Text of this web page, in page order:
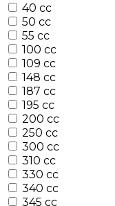
40 cc
50 cc
55 cc
100 cc
109 cc
148 cc
187 cc
195 cc
200 cc
250 cc
300 cc
310 cc
330 cc
340 cc
345 cc